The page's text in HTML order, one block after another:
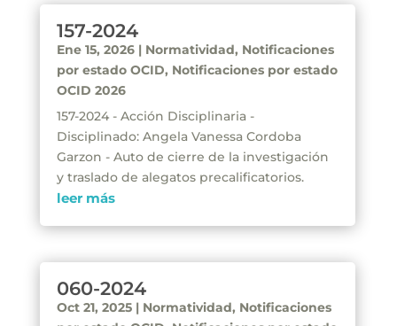
157-2024
Ene 15, 2026| Normatividad, Notificaciones
por estado OCID, Notificaciones por estado
OCID 2026
157-2024 - Acción Disciplinaria -
Disciplinado: Angela Vanessa Cordoba
Garzon - Auto de cierre de la investigación
y traslado de alegatos precalificatorios.
leer más
060-2024
Oct 21, 2025| Normatividad, Notificaciones